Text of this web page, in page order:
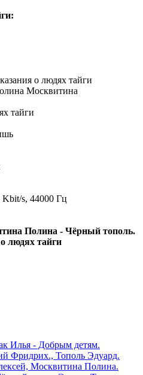
о людях тайги
Москвитина
тайги
Kbit/s, 44000 Гц
Полина - Чёрный тополь.
людях тайги
Илья - Добрым детям.
Фридрих., Тополь Эдуард.
Москвитина Полина.